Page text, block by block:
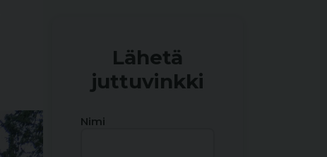
Lähetä
juttuvinkki
Nimi